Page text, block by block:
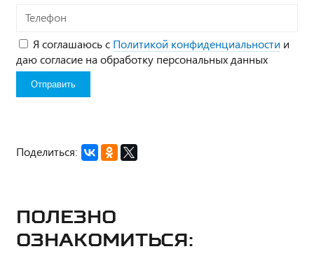
Телефон
Я соглашаюсь с Политикой конфиденциальности и
даю согласие на обработку персональных данных
Поделиться:
Полезно
ознакомиться: